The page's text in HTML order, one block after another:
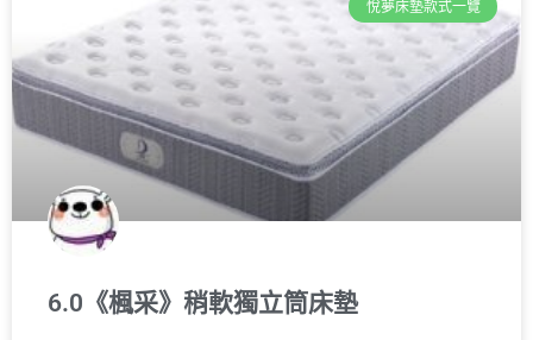
悅夢床墊款式一覽
6.0《楓采》稍軟獨立筒床墊